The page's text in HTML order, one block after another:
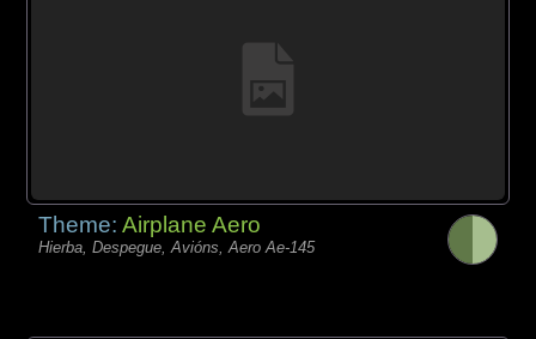
Theme:Airplane Aero
Hierba, Despegue, Avións, Aero Ae-145